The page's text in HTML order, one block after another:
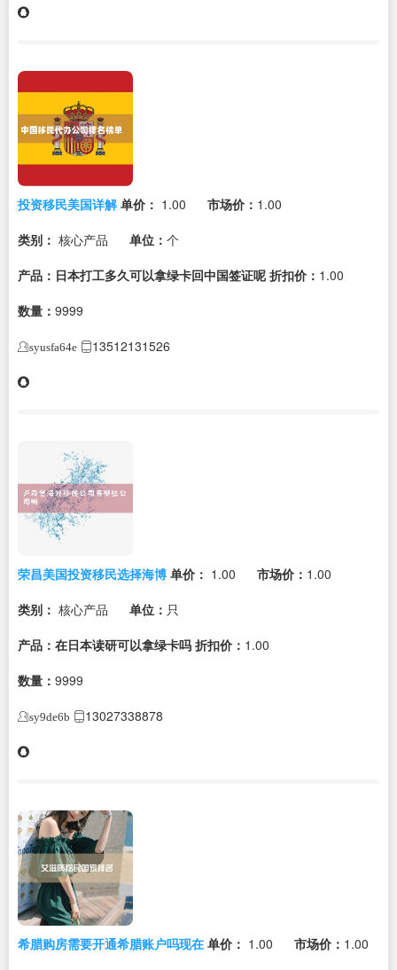
投资移民美国详解 单价： 1.00 市场价： 1.00
类别： 核心产品 单位： 个
产品：日本打工多久可以拿绿卡回中国签证呢 折扣价： 1.00
数量： 9999
syusfa64e 13512131526
荣昌美国投资移民选择海博 单价： 1.00 市场价： 1.00
类别： 核心产品 单位： 只
产品：在日本读研可以拿绿卡吗 折扣价： 1.00
数量： 9999
sy9de6b 13027338878
希腊购房需要开通希腊账户吗现在 单价： 1.00 市场价： 1.00